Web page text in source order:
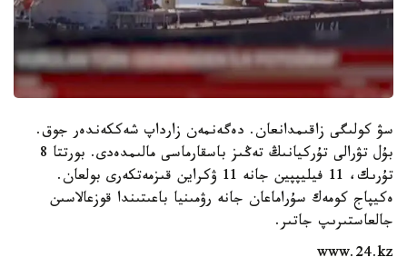
سۋ كولىگى زاقىمدانعان. دەگەنمەن زارداپ شەككەندەر جوق.
بۇل تۋرالى تۇركيانىڭ تەڭىز باسقارماسى مالىمدەدى. بورتتا 8
تۇرىك، 11 فيليپپين جانە 11 ۋكراين قىزمەتكەرى بولعان.
ەكيپاج كومەك سۇراماعان جانە رۋمىنيا باعىتىندا قوزعالاسىن
جالعاستىرىپ جاتىر.
www.24.kz